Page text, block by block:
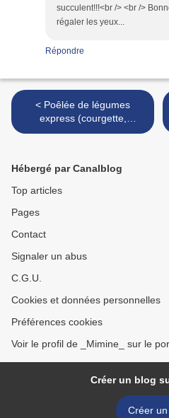
succulent!!!<br /> <br />
régaler les yeux...
Répondre
< Poêlée de légumes
express (courgette,
champignon, lardons)
Hébergé par Canalblog
Top articles
Pages
Contact
Signaler un abus
C.G.U.
Cookies et données personnelles
Préférences cookies
Voir le profil de _Mimine_ sur le
Créer un blog
Créer